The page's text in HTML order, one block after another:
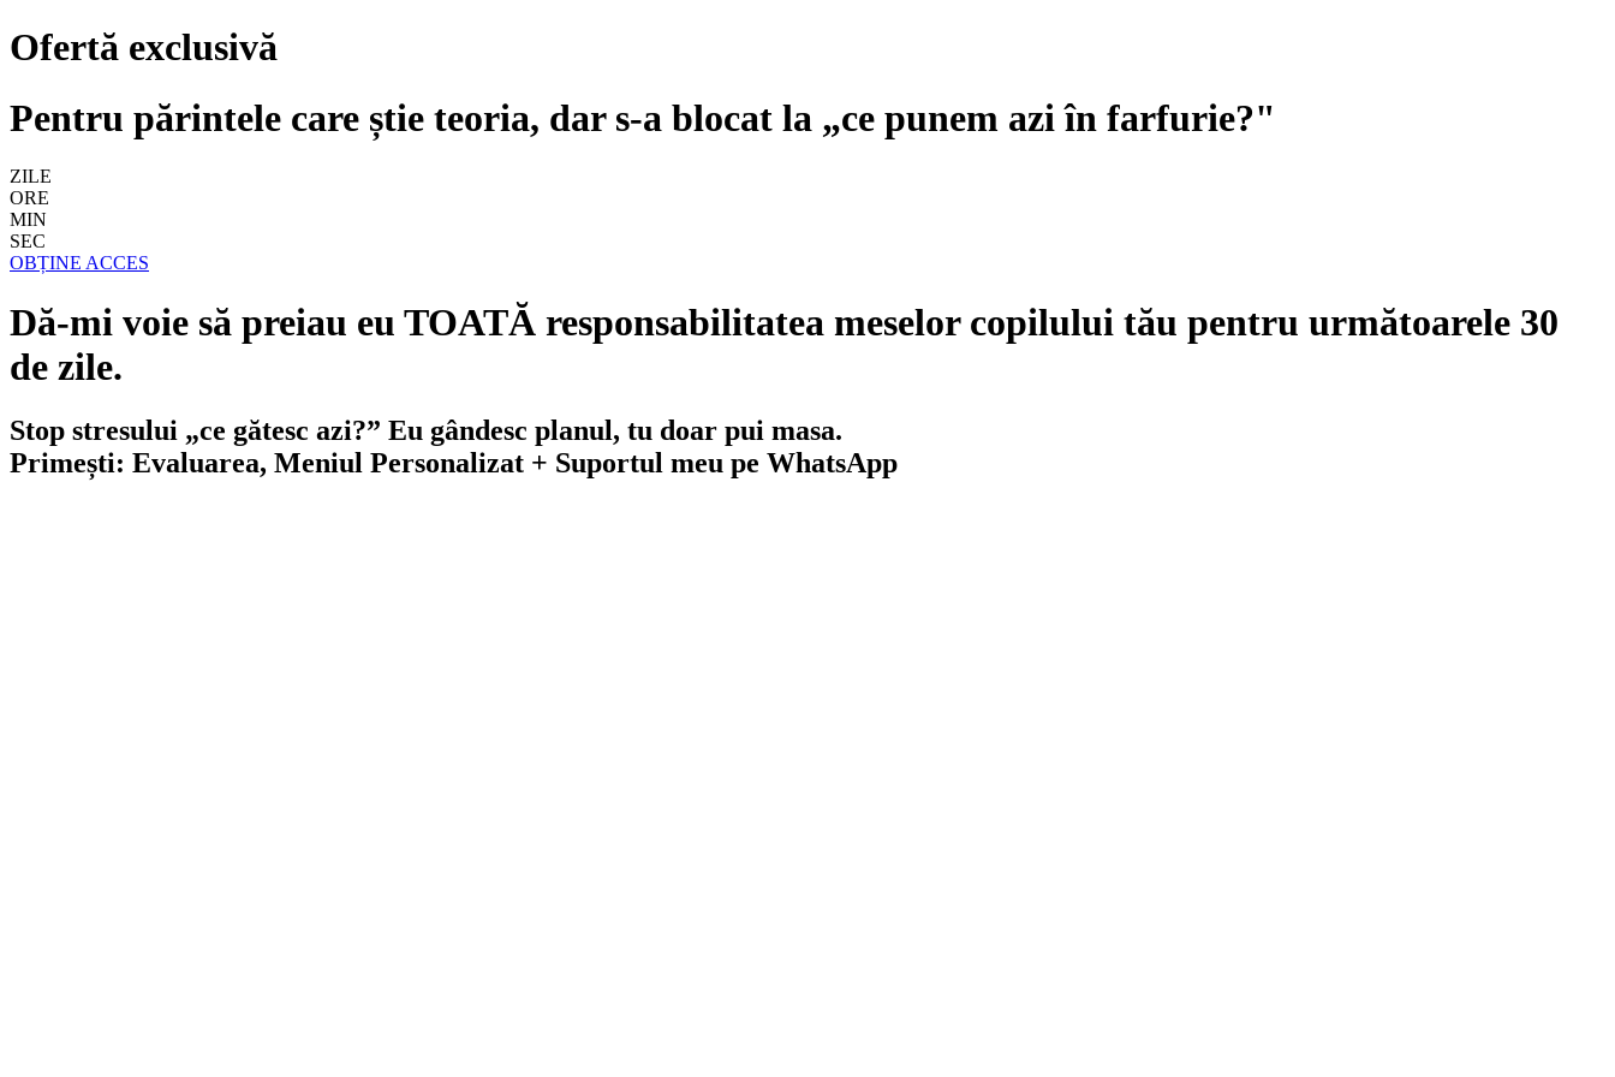
Ofertă exclusivă
Pentru părintele care știe teoria, dar s-a blocat la „ce punem azi în farfurie?"
ZILE
ORE
MIN
SEC
OBȚINE ACCES
Dă-mi voie să preiau eu TOATĂ responsabilitatea meselor copilului tău pentru următoarele 30
de zile.
Stop stresului „ce gătesc azi?” Eu gândesc planul, tu doar pui masa.
Primești: Evaluarea, Meniul Personalizat + Suportul meu pe WhatsApp